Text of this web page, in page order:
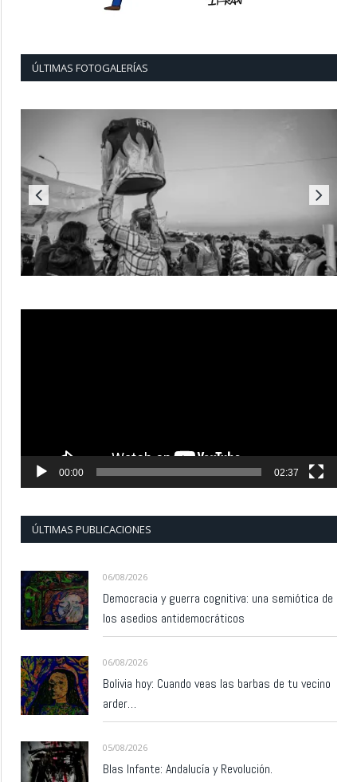
ÚLTIMAS FOTOGALERÍAS
00:00 02:37
ÚLTIMAS PUBLICACIONES
06/08/2026
Democracia y guerra cognitiva: una semiótica de
los asedios antidemocráticos
06/08/2026
Bolivia hoy: Cuando veas las barbas de tu vecino
arder…
05/08/2026
Blas Infante: Andalucía y Revolución.